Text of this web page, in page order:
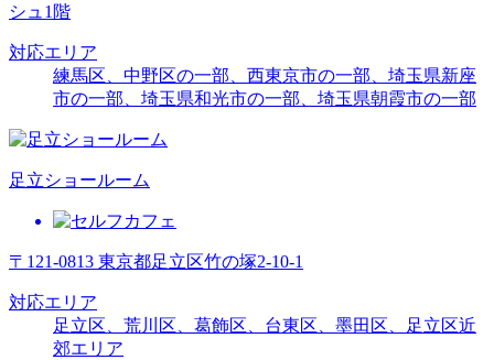
シュ1階
対応エリア
練馬区、中野区の一部、西東京市の一部、埼玉県新座
市の一部、埼玉県和光市の一部、埼玉県朝霞市の一部
足立ショールーム
〒121-0813 東京都足立区竹の塚2-10-1
対応エリア
足立区、荒川区、葛飾区、台東区、墨田区、足立区近
郊エリア